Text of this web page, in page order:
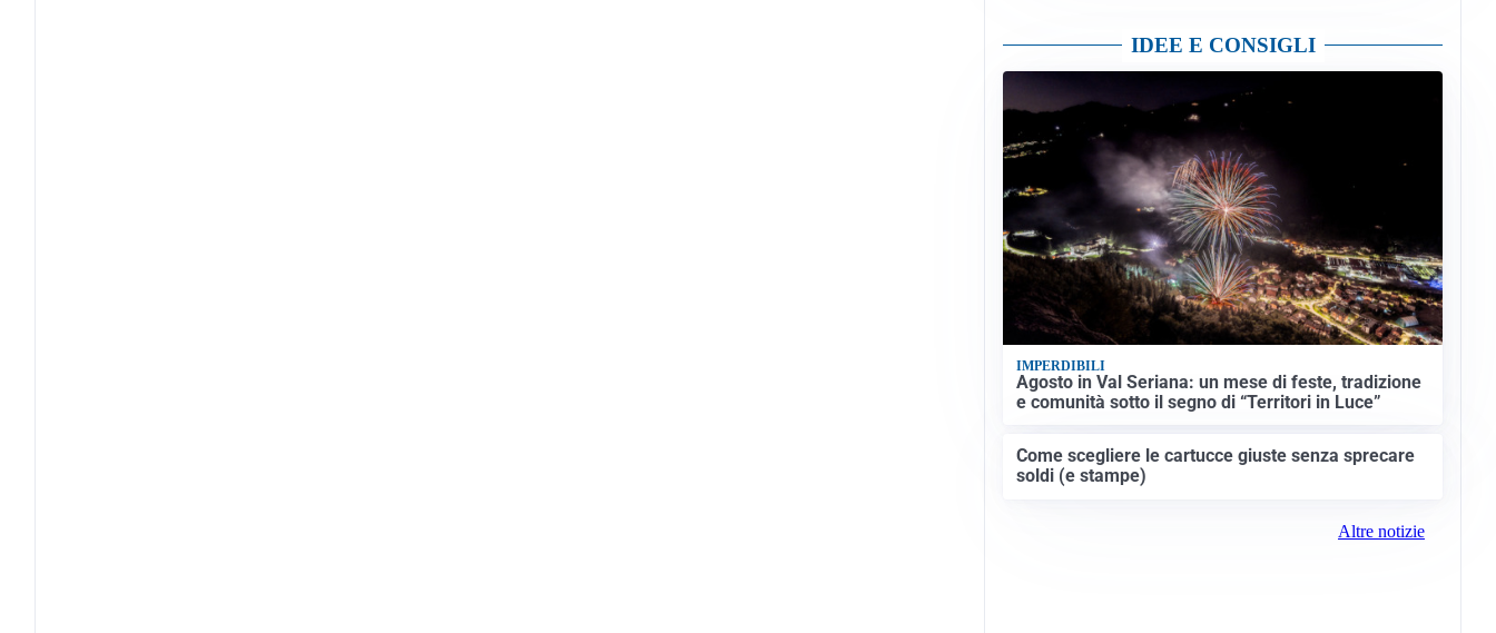
IDEE E CONSIGLI
IMPERDIBILI
Agosto in Val Seriana: un mese di feste, tradizione
e comunità sotto il segno di “Territori in Luce”
Come scegliere le cartucce giuste senza sprecare
soldi (e stampe)
Altre notizie